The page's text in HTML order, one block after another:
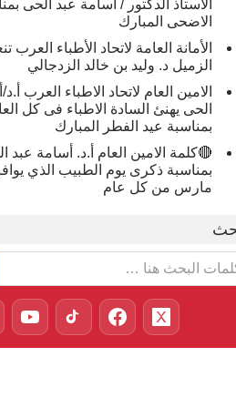
الاستاذ الدكتور / أسامة عبد الحى
الاضحى المبارك
الأمانة العامة لاتحاد الأطباء العرب
الزميل د. وليد بن خالد الزدجالي
الامين العام لاتحاد الاطباء العرب
الحى يهنئ السادة الاطباء فى كل
بمناسبة عيد الفطر المبارك
🔴كلمة الامين العام أ.د. أسامة عبد
مارس من كل عام